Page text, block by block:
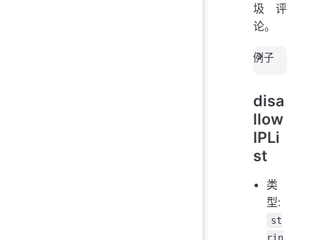
圾评
论。
例子
disa
llow
IPLi
st
类
型:
st
rin